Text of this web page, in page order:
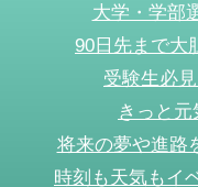
大学・学部
90日先まで大
受験生必
きっと
将来の夢や進路
時刻も天気もイ